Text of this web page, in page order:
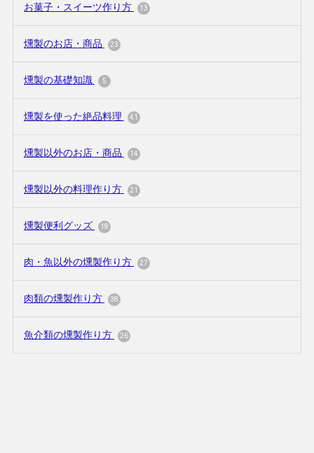
お菓子・スイーツ作り方 13
燻製のお店・商品 23
燻製の基礎知識 5
燻製を使った絶品料理 41
燻製以外のお店・商品 14
燻製以外の料理作り方 21
燻製便利グッズ 18
肉・魚以外の燻製作り方 27
肉類の燻製作り方 38
魚介類の燻製作り方 26